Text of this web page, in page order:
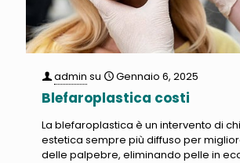
admin su Gennaio 6, 2025
Blefaroplastica costi
La blefaroplastica è un intervento di
estetica sempre più diffuso per
delle palpebre, eliminando pelle in